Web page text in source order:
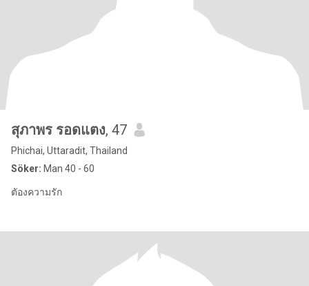
สุภาพร รอดแตง, 47
Phichai, Uttaradit, Thailand
Söker: Man 40 - 60
ตัองความรัก